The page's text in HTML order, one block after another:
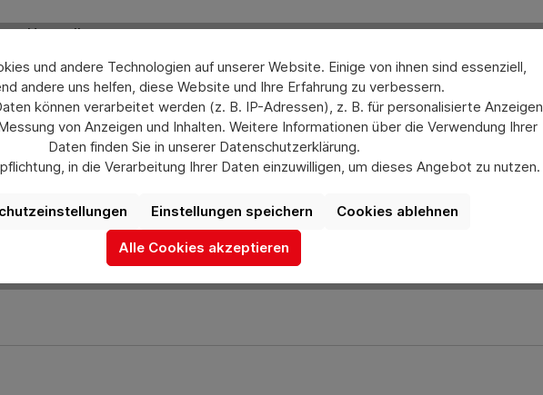
Hersteller
bei uns über das Kontaktformular oder unter info@hermann-direkt.de.
und andere Technologien auf unserer Website. Einige von ihnen sind essenziell,
andere uns helfen, diese Website und Ihre Erfahrung zu verbessern.
können verarbeitet werden (z. B. IP-Adressen), z. B. für personalisierte Anzeigen
von Anzeigen und Inhalten. Weitere Informationen über die Verwendung Ihrer
Daten finden Sie in unserer Datenschutzerklärung.
in die Verarbeitung Ihrer Daten einzuwilligen, um dieses Angebot zu nutzen.
individueller Einstellungen möglicherweise nicht alle Funktionen der Website
verfügbar sind.
Mehr Informationen
Cookies ablehnen
Einstellungen speichern
Alle Cookies akzeptieren